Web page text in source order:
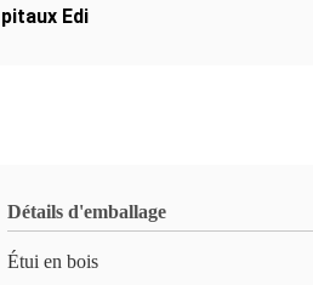
Edi
Détails d'emballage
Étui en bois